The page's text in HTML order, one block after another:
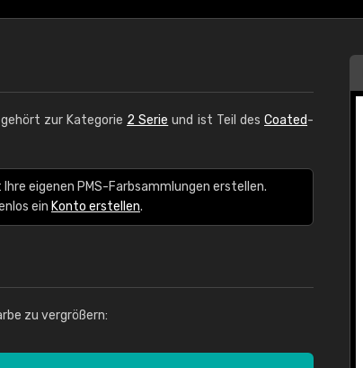
gehört zur Kategorie 2 Serie und ist Teil desCoated-
eigenen PMS-Farbsammlungen erstellen.
ein Konto erstellen.
zu vergrößern: